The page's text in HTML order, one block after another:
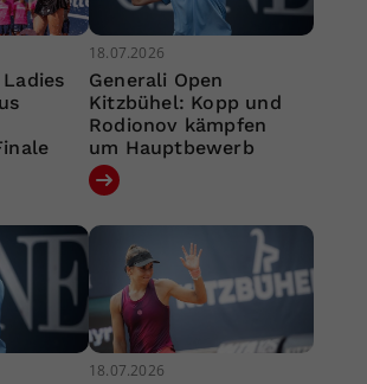
18.07.2026
Generali Open
Kitzbühel: Kopp und
Rodionov kämpfen
um Hauptbewerb
18.07.2026